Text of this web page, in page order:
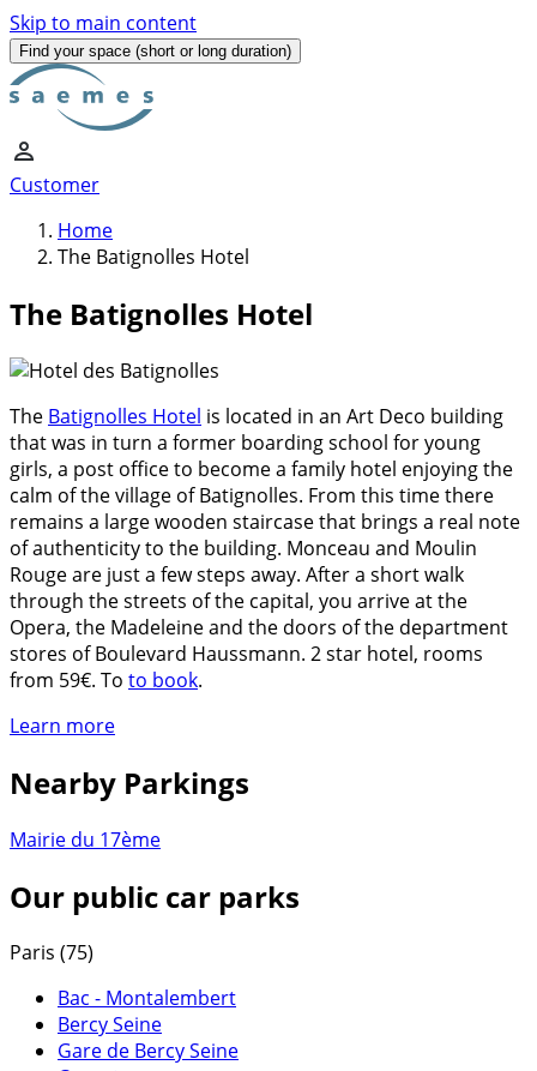
Skip to main content
Find your space (short or long duration)
Customer
Home
The Batignolles Hotel
The Batignolles Hotel
The Batignolles Hotel is located in an Art Deco building
that was in turn a former boarding school for young
girls, a post office to become a family hotel enjoying the
calm of the village of Batignolles. From this time there
remains a large wooden staircase that brings a real note
of authenticity to the building. Monceau and Moulin
Rouge are just a few steps away. After a short walk
through the streets of the capital, you arrive at the
Opera, the Madeleine and the doors of the department
stores of Boulevard Haussmann. 2 star hotel, rooms
from 59€. To to book.
Learn more
Nearby Parkings
Mairie du 17ème
Our public car parks
Paris (75)
Bac - Montalembert
Bercy Seine
Gare de Bercy Seine